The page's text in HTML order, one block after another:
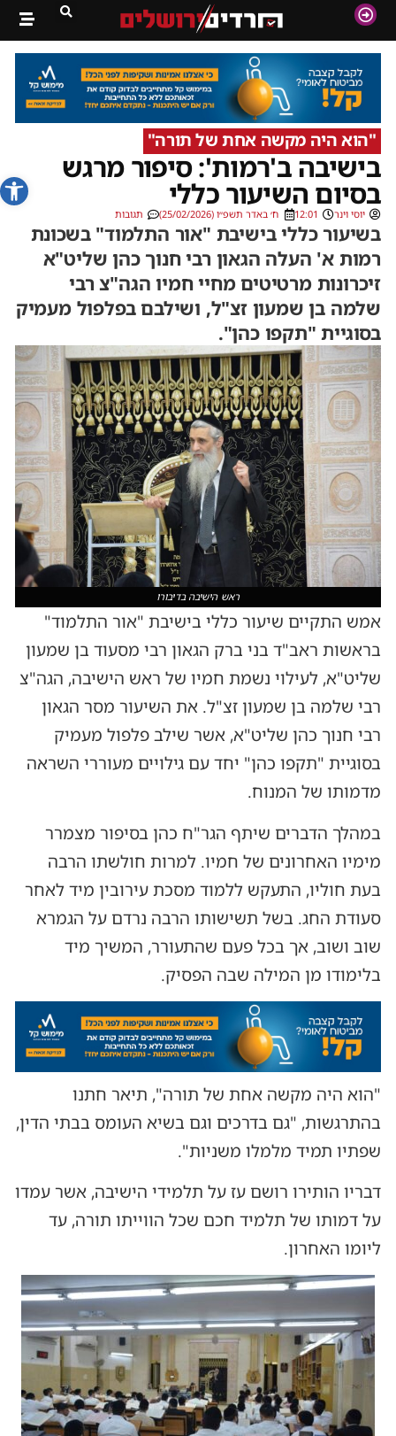
פתח
''הוא היה מקשה אחת של תורה"
בישיבה ב'רמות': סיפור מרגש
בסיום השיעור כללי
יוסי וינר 12:01 ח׳ באדר תשפ״ו (25/02/2026) תגובות
בשיעור כללי בישיבת "אור התלמוד" בשכונת
רמות א' העלה הגאון רבי חנוך כהן שליט"א
זיכרונות מרטיטים מחיי חמיו הגה"צ רבי
שלמה בן שמעון זצ"ל, ושילבם בפלפול מעמיק
בסוגיית "תקפו כהן".
ראש הישיבה בדיבורו
אמש התקיים שיעור כללי בישיבת "אור התלמוד"
בראשות ראב"ד בני ברק הגאון רבי מסעוד בן שמעון
שליט"א, לעילוי נשמת חמיו של ראש הישיבה, הגה"צ
רבי שלמה בן שמעון זצ"ל. את השיעור מסר הגאון
רבי חנוך כהן שליט"א, אשר שילב פלפול מעמיק
בסוגיית "תקפו כהן" יחד עם גילויים מעוררי השראה
מדמותו של המנוח.
במהלך הדברים שיתף הגר"ח כהן בסיפור מצמרר
מימיו האחרונים של חמיו. למרות חולשתו הרבה
בעת חוליו, התעקש ללמוד מסכת עירובין מיד לאחר
סעודת החג. בשל תשישותו הרבה נרדם על הגמרא
שוב ושוב, אך בכל פעם שהתעורר, המשיך מיד
בלימודו מן המילה שבה הפסיק.
"הוא היה מקשה אחת של תורה", תיאר חתנו
בהתרגשות, "גם בדרכים וגם בשיא העומס בבתי הדין,
שפתיו תמיד מלמלו משניות".
דבריו הותירו רושם עז על תלמידי הישיבה, אשר עמדו
על דמותו של תלמיד חכם שכל הווייתו תורה, עד
ליומו האחרון.